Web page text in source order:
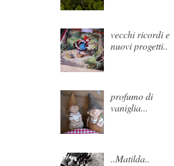
vecchi ricordi e
nuovi progetti..
profumo di
vaniglia...
..Matilda..